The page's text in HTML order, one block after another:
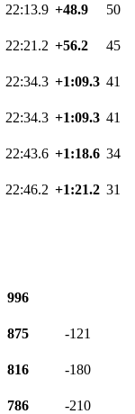
22:13.9 +48.9 50
22:21.2 +56.2 45
22:34.3 +1:09.3 41
22:34.3 +1:09.3 41
22:43.6 +1:18.6 34
22:46.2 +1:21.2 31
996
875 -121
816 -180
786
-210